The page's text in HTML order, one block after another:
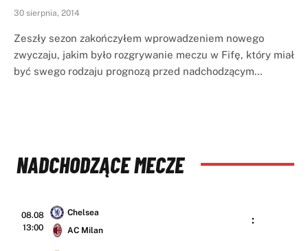
30 sierpnia, 2014
Zeszły sezon zakończyłem wprowadzeniem nowego
zwyczaju, jakim było rozgrywanie meczu w Fifę, który miał
być swego rodzaju prognozą przed nadchodzącym…
NADCHODZĄCE MECZE
08.08
13:00
Chelsea
AC Milan
: